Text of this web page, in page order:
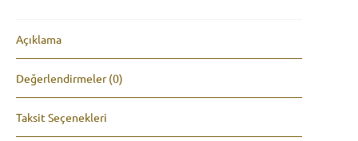
Açıklama
Değerlendirmeler (0)
Taksit Seçenekleri